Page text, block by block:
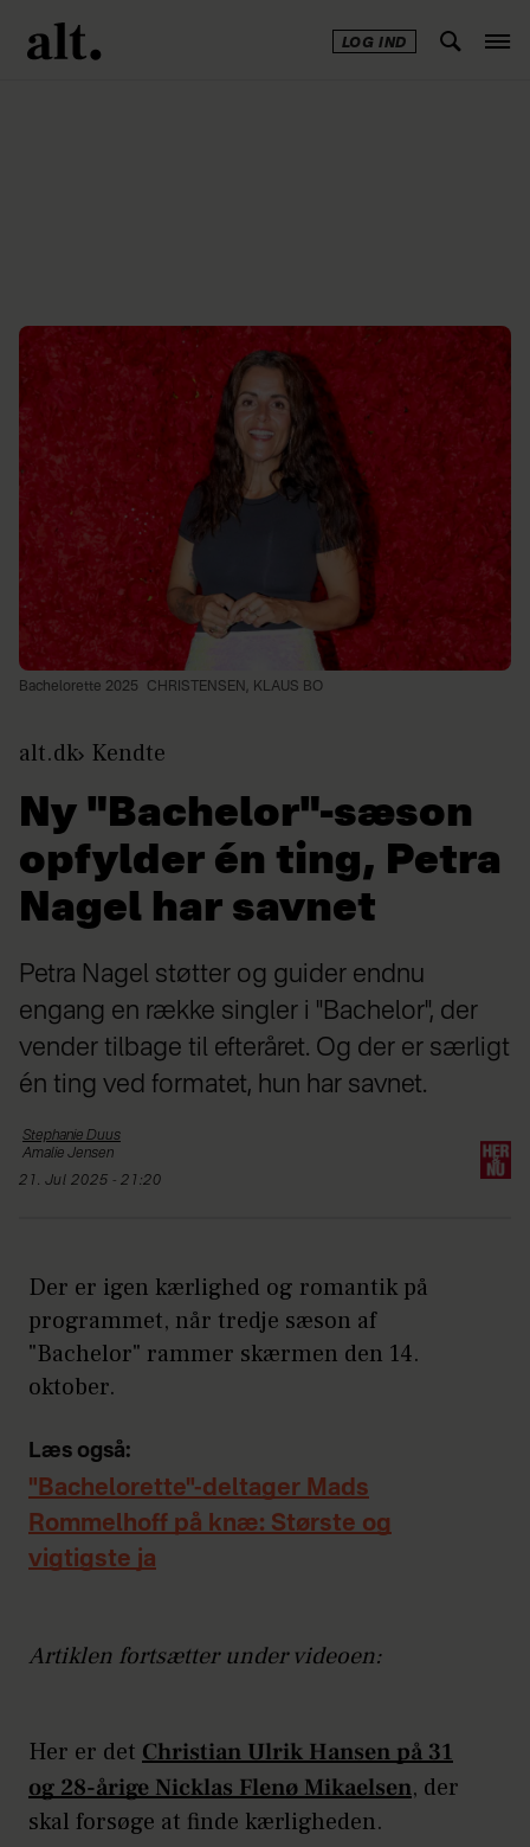
LOG IND
Bachelorette 2025 CHRISTENSEN, KLAUS BO
alt.dk Kendte
Ny "Bachelor"-sæson
opfylder én ting, Petra
Nagel har savnet
Petra Nagel støtter og guider endnu
engang en række singler i "Bachelor", der
vender tilbage til efteråret. Og der er særligt
én ting ved formatet, hun har savnet.
Stephanie Duus
Amalie Jensen
21. Jul 2025 - 21:20
Der er igen kærlighed og romantik på
programmet, når tredje sæson af
"Bachelor" rammer skærmen den 14.
oktober.
Læs også:
"Bachelorette"-deltager Mads
Rommelhoff på knæ: Største og
vigtigste ja
Artiklen fortsætter under videoen:
Her er det Christian Ulrik Hansen på 31
og 28-årige Nicklas Flenø Mikaelsen, der
skal forsøge at finde kærligheden.